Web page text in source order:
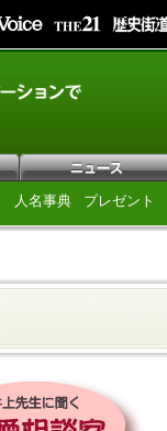
人名事典 プレゼント